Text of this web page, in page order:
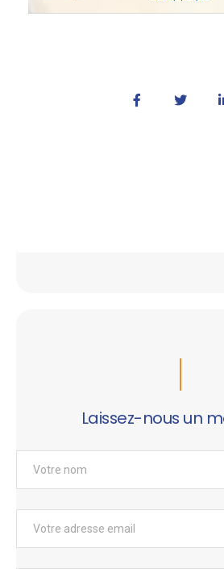
Laissez-nous un